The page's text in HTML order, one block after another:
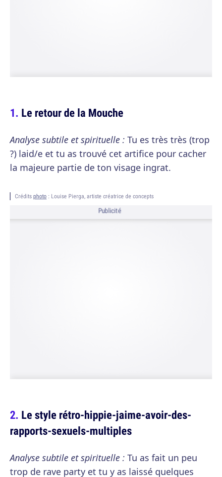
Le retour de la Mouche
Analyse subtile et spirituelle : Tu es très très (trop
?) laid/e et tu as trouvé cet artifice pour cacher
la majeure partie de ton visage ingrat.
Crédits photo : Louise Pierga, artiste créatrice de concepts
Publicité
Le style rétro-hippie-jaime-avoir-des-
rapports-sexuels-multiples
Analyse subtile et spirituelle : Tu as fait un peu
trop de rave party et tu y as laissé quelques